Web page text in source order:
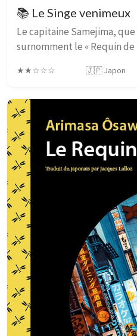
📚 Le Singe venimeux
Le capitaine Samejima,
surnomment le « Requin
quartier le plus chaud de la
★★☆☆☆ 🇯🇵 Japon